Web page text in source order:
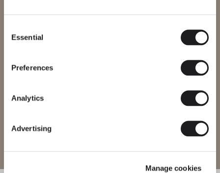
Selection
Essential
Preferences
Analytics
Advertising
Manage cookies
Seleziona il sito web corretto per la tua regione per assicurarti che
sicurezza locali. Nota che alcuni prodotti potrebbero non essere